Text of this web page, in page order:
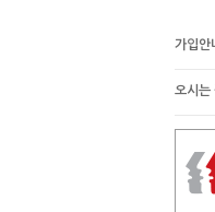
가입안
오시는